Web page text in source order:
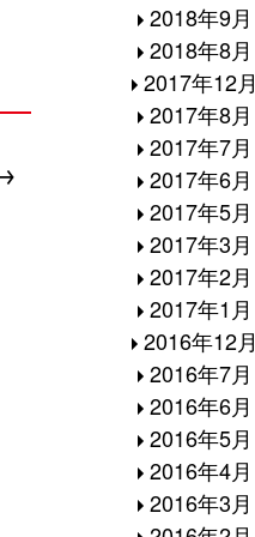
2018年9月
2018年8月
2017年12月
2017年8月
2017年7月
2017年6月
2017年5月
2017年3月
2017年2月
2017年1月
2016年12月
2016年7月
2016年6月
2016年5月
2016年4月
2016年3月